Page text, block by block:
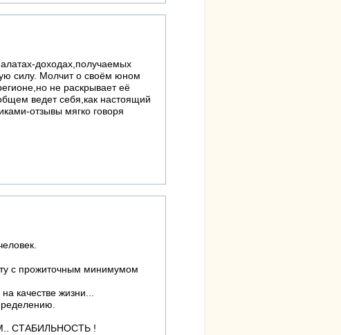
доходах,получаемых
силу. Молчит о своём юном
не раскрывает её
ведет себя,как настоящий
отзывы мягко говоря
с прожиточным минимумом
качестве жизни...
СТАБИЛЬНОСТЬ !